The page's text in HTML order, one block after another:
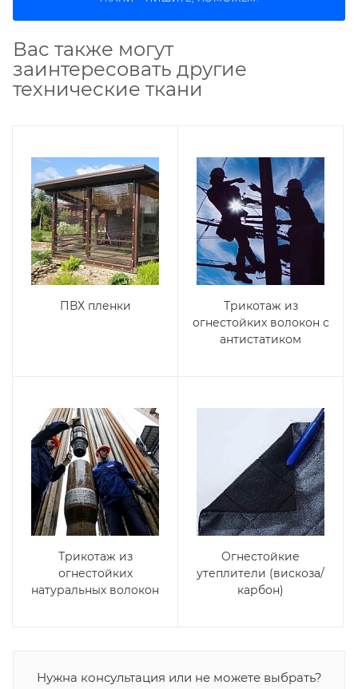
Вас также могут
заинтересовать другие
технические ткани
ПВХ пленки
Трикотаж из
огнестойких волокон с
антистатиком
Трикотаж из
огнестойких
натуральных волокон
Огнестойкие
утеплители (вискоза/
карбон)
Нужна консультация или не можете выбрать?
использованием Яндекс Метрики. Это
улучшает работу сайта и
взаимодействие с ним. Подробнее - в
Политике. Подтвердите ваше согласие,
нажав кнопку "Принять".
Принять